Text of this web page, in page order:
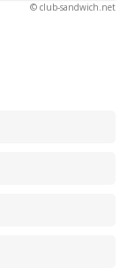
© club-sandwich.net